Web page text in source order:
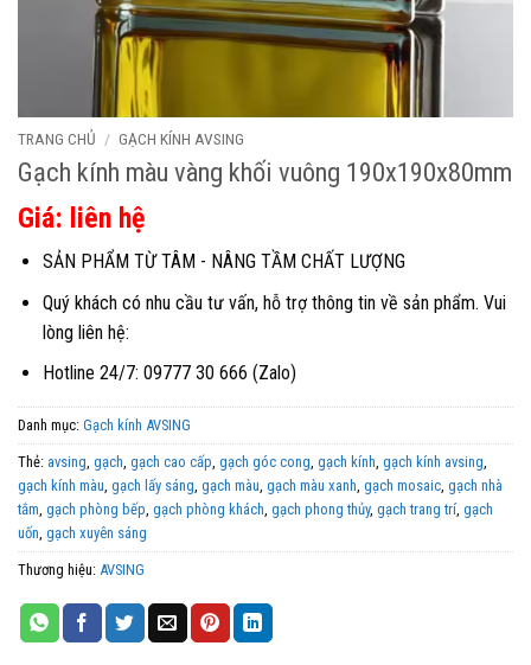
TRANG CHỦ / GẠCH KÍNH AVSING
Gạch kính màu vàng khối vuông 190x190x80mm
Giá: liên hệ
SẢN PHẨM TỪ TÂM - NÂNG TẦM CHẤT LƯỢNG
Quý khách có nhu cầu tư vấn, hỗ trợ thông tin về sản phẩm. Vui
lòng liên hệ:
Hotline 24/7: 09777 30 666 (Zalo)
Danh mục: Gạch kính AVSING
Thẻ: avsing, gạch, gạch cao cấp, gạch góc cong, gạch kính, gạch kính avsing,
gạch kính màu, gạch lấy sáng, gạch màu, gạch màu xanh, gạch mosaic, gạch nhà
tắm, gạch phòng bếp, gạch phòng khách, gạch phong thủy, gạch trang trí, gạch
uốn, gạch xuyên sáng
Thương hiệu: AVSING